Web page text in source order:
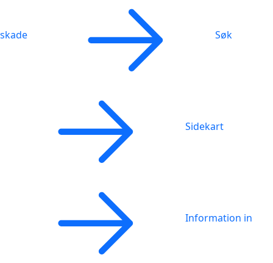
skade Søk
Sidekart
Information in